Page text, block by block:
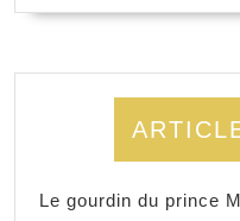
Le gourdin du prince